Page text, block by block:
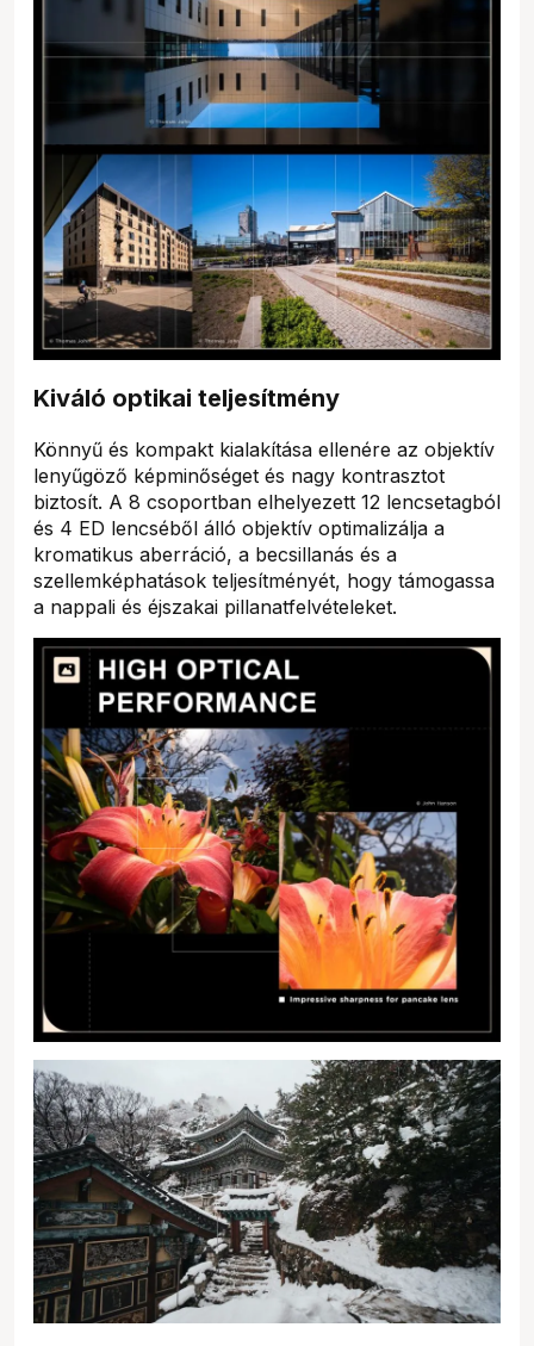
Kiváló optikai teljesítmény
Könnyű és kompakt kialakítása ellenére az objektív
lenyűgöző képminőséget és nagy kontrasztot
biztosít. A 8 csoportban elhelyezett 12 lencsetagból
és 4 ED lencséből álló objektív optimalizálja a
kromatikus aberráció, a becsillanás és a
szellemképhatások teljesítményét, hogy támogassa
a nappali és éjszakai pillanatfelvételeket.